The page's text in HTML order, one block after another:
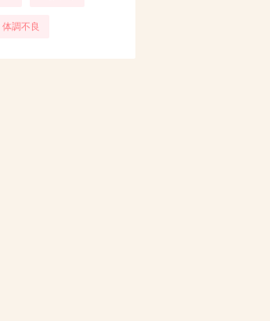
体調不良